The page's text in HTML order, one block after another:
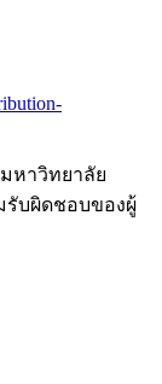
หาวิทยาลัย
บผิดชอบของผู้